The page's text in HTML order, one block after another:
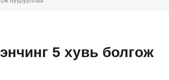
5 хувь болгож